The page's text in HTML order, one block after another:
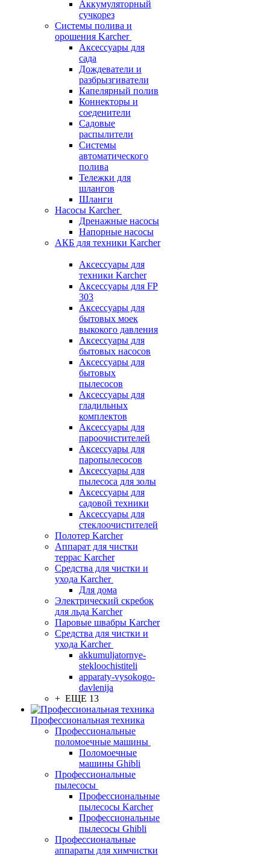
Аккумуляторный
сучкорез
Системы полива и
орошения Karcher
Аксессуары для
сада
Дождеватели и
разбрызгиватели
Капелярный полив
Коннекторы и
соеденители
Садовые
распылители
Системы
автоматического
полива
Тележки для
шлангов
Шланги
Насосы Karcher
Дренажные насосы
Напорные насосы
АКБ для техники Karcher
Аксессуары для
техники Karcher
Аксессуары для FP
303
Аксессуары для
бытовых моек
выкокого давления
Аксессуары для
бытовых насосов
Аксессуары для
бытовых
пылесосов
Аксессуары для
гладильных
комплектов
Аксессуары для
пароочистителей
Аксессуары для
паропылесосов
Аксессуары для
пылесоса для золы
Аксессуары для
садовой техники
Аксессуары для
стеклоочистителей
Полотер Karcher
Аппарат для чистки
террас Karcher
Средства для чистки и
ухода Karcher
Для дома
Электрический скребок
для льда Karcher
Паровые швабры Karcher
Средства для чистки и
ухода Karcher
akkumuljatornye-
stekloochistiteli
apparaty-vysokogo-
davlenija
+ ЕЩЕ 13
Профессиональная техника
Профессиональные
поломоечные машины
Поломоечные
машины Ghibli
Профессиональные
пылесосы
Профессиональные
пылесосы Karcher
Профессиональные
пылесосы Ghibli
Профессиональные
аппараты для химчистки